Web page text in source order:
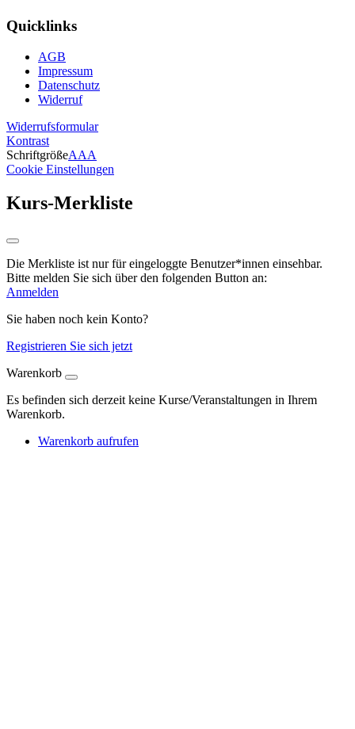
Quicklinks
AGB
Impressum
Datenschutz
Widerruf
Widerrufsformular
Kontrast
SchriftgrößeAAA
Cookie Einstellungen
Kurs-Merkliste
Die Merkliste ist nur für eingeloggte Benutzer*innen einsehbar.
Bitte melden Sie sich über den folgenden Button an:
Anmelden
Sie haben noch kein Konto?
Registrieren Sie sich jetzt
Warenkorb
Es befinden sich derzeit keine Kurse/Veranstaltungen in Ihrem
Warenkorb.
Warenkorb aufrufen